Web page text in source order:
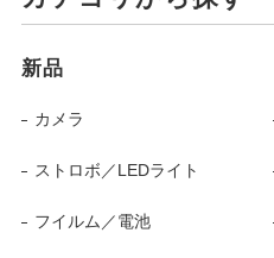
新品
カメラ
ストロボ／LEDライト
フイルム／電池